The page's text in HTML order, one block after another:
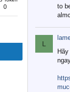
0
to
L